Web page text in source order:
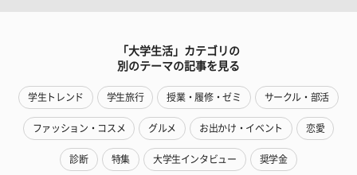
「大学生活」カテゴリの
別のテーマの記事を見る
学生トレンド 学生旅行 授業・履修・ゼミ サークル・部活
ファッション・コスメ グルメ お出かけ・イベント 恋愛
診断 特集 大学生インタビュー 奨学金